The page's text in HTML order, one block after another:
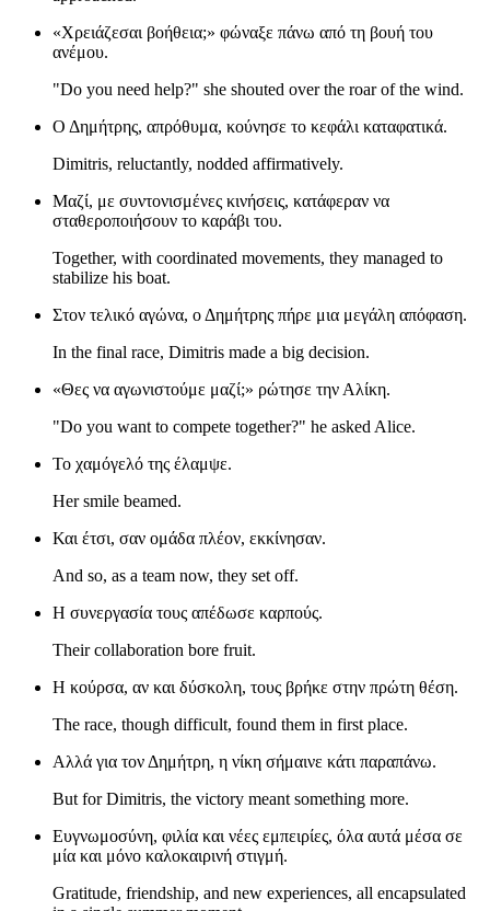
«Χρειάζεσαι βοήθεια;» φώναξε πάνω από τη βουή του
ανέμου.
"Do you need help?" she shouted over the roar of the wind.
Ο Δημήτρης, απρόθυμα, κούνησε το κεφάλι καταφατικά.
Dimitris, reluctantly, nodded affirmatively.
Μαζί, με συντονισμένες κινήσεις, κατάφεραν να
σταθεροποιήσουν το καράβι του.
Together, with coordinated movements, they managed to
stabilize his boat.
Στον τελικό αγώνα, ο Δημήτρης πήρε μια μεγάλη απόφαση.
In the final race, Dimitris made a big decision.
«Θες να αγωνιστούμε μαζί;» ρώτησε την Αλίκη.
"Do you want to compete together?" he asked Alice.
Το χαμόγελό της έλαμψε.
Her smile beamed.
Και έτσι, σαν ομάδα πλέον, εκκίνησαν.
And so, as a team now, they set off.
Η συνεργασία τους απέδωσε καρπούς.
Their collaboration bore fruit.
Η κούρσα, αν και δύσκολη, τους βρήκε στην πρώτη θέση.
The race, though difficult, found them in first place.
Αλλά για τον Δημήτρη, η νίκη σήμαινε κάτι παραπάνω.
But for Dimitris, the victory meant something more.
Ευγνωμοσύνη, φιλία και νέες εμπειρίες, όλα αυτά μέσα σε
μία και μόνο καλοκαιρινή στιγμή.
Gratitude, friendship, and new experiences, all encapsulated